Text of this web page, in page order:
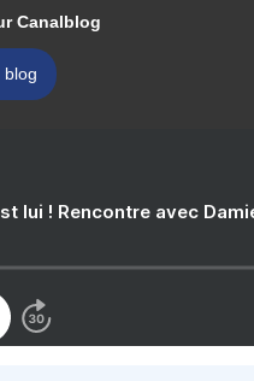
Canalblog
blog
lui ! Rencontre avec